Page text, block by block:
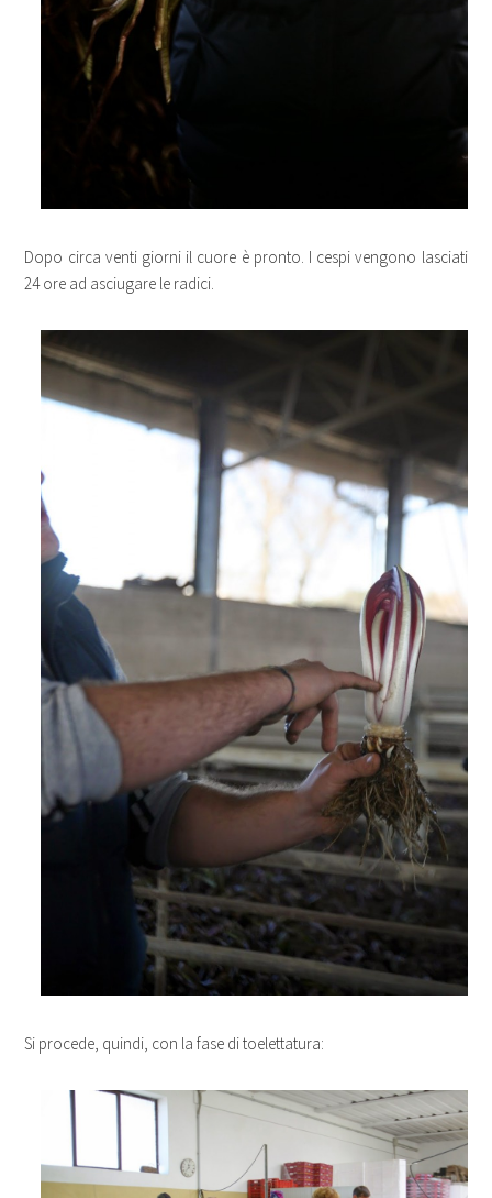
Dopo circa venti giorni il cuore è pronto. I cespi vengono lasciati
24 ore ad asciugare le radici.
Si procede, quindi, con la fase di toelettatura: